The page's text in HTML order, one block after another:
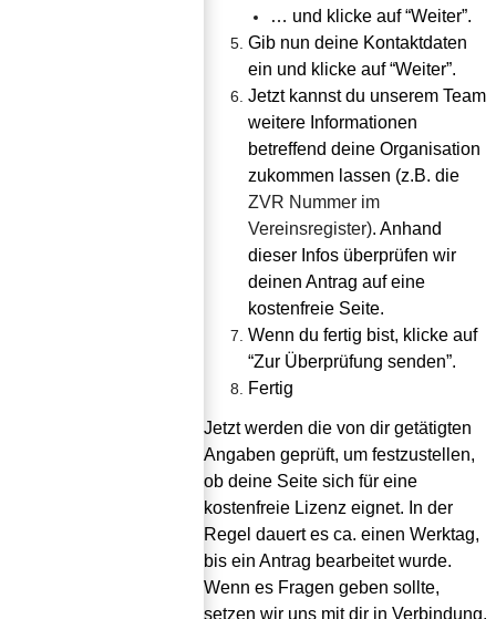
… und klicke auf “Weiter”.
Gib nun deine Kontaktdaten
ein und klicke auf “Weiter”.
Jetzt kannst du unserem Team
weitere Informationen
betreffend deine Organisation
zukommen lassen (z.B. die
ZVR Nummer im
Vereinsregister). Anhand
dieser Infos überprüfen wir
deinen Antrag auf eine
kostenfreie Seite.
Wenn du fertig bist, klicke auf
“Zur Überprüfung senden”.
Fertig
Jetzt werden die von dir getätigten
Angaben geprüft, um festzustellen,
ob deine Seite sich für eine
kostenfreie Lizenz eignet. In der
Regel dauert es ca. einen Werktag,
bis ein Antrag bearbeitet wurde.
Wenn es Fragen geben sollte,
setzen wir uns mit dir in Verbindung.